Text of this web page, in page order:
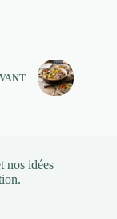
nos idées